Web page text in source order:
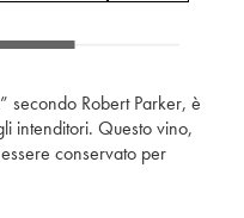
secondo Robert Parker, è
intenditori. Questo vino,
conservato per